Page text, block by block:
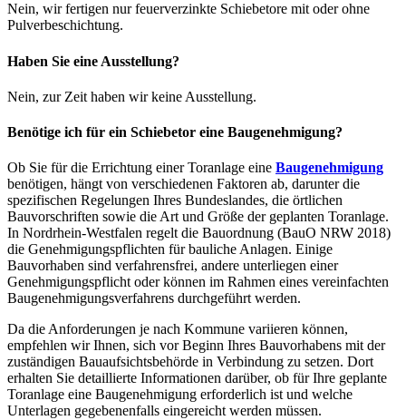
Nein, wir fertigen nur feuerverzinkte Schiebetore mit oder ohne
Pulverbeschichtung.
Haben Sie eine Ausstellung?
Nein, zur Zeit haben wir keine Ausstellung.
Benötige ich für ein Schiebetor eine Baugenehmigung?
Ob Sie für die Errichtung einer Toranlage eine Baugenehmigung
benötigen, hängt von verschiedenen Faktoren ab, darunter die
spezifischen Regelungen Ihres Bundeslandes, die örtlichen
Bauvorschriften sowie die Art und Größe der geplanten Toranlage.
In Nordrhein-Westfalen regelt die Bauordnung (BauO NRW 2018)
die Genehmigungspflichten für bauliche Anlagen. Einige
Bauvorhaben sind verfahrensfrei, andere unterliegen einer
Genehmigungspflicht oder können im Rahmen eines vereinfachten
Baugenehmigungsverfahrens durchgeführt werden.
Da die Anforderungen je nach Kommune variieren können,
empfehlen wir Ihnen, sich vor Beginn Ihres Bauvorhabens mit der
zuständigen Bauaufsichtsbehörde in Verbindung zu setzen. Dort
erhalten Sie detaillierte Informationen darüber, ob für Ihre geplante
Toranlage eine Baugenehmigung erforderlich ist und welche
Unterlagen gegebenenfalls eingereicht werden müssen.